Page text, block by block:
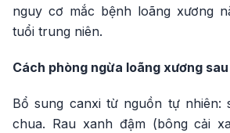
nguy cơ mắc bệnh loãng xương
tuổi trung niên.
Cách phòng ngừa loãng xương
Bổ sung canxi từ nguồn tự nhiên:
chua. Rau xanh đậm (bông cải